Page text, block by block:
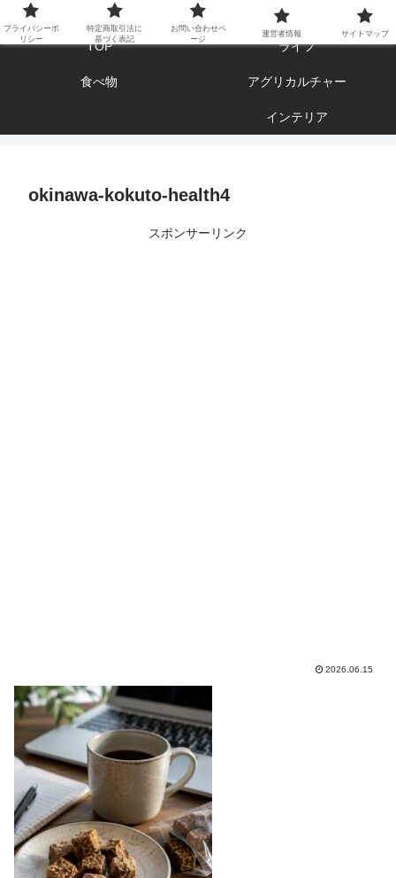
エンジョイ ブログライフ
TOP ライフ
食べ物 アグリカルチャー
インテリア
okinawa-kokuto-health4
スポンサーリンク
2026.06.15
プライバシーポ
リシー
特定商取引法に
基づく表記
お問い合わせペ
ージ
運営者情報 サイトマップ